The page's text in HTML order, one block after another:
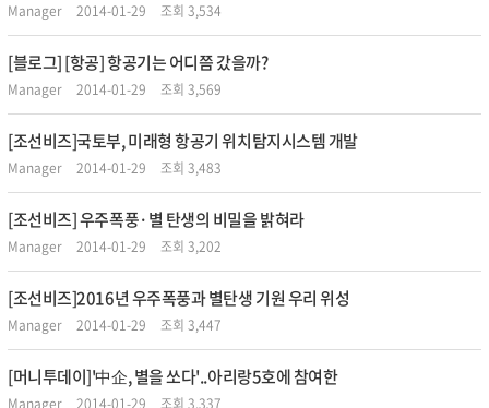
Manager 2014-01-29 조회 3,534
[블로그] [항공] 항공기는 어디쯤 갔을까?
Manager 2014-01-29 조회 3,569
[조선비즈]국토부, 미래형 항공기 위치탐지시스템 개발
Manager 2014-01-29 조회 3,483
[조선비즈] 우주폭풍·별 탄생의 비밀을 밝혀라
Manager 2014-01-29 조회 3,202
[조선비즈]2016년 우주폭풍과 별탄생 기원 우리 위성
Manager 2014-01-29 조회 3,447
[머니투데이]'中企, 별을 쏘다'..아리랑5호에 참여한